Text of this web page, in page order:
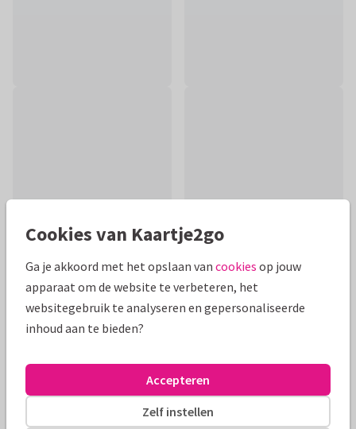
Productinformatie
Beterschap met mooie gekleurde tulpen in een tulpenvaas
Alle kaarten zijn helemaal naar wens aan te passen
Cookies van Kaartje2go
Ga je akkoord met het opslaan van cookies op jouw
apparaat om de website te verbeteren, het
websitegebruik te analyseren en gepersonaliseerde
inhoud aan te bieden?
Zelf instellen
Accepteren